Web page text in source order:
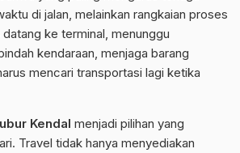
di jalan, melainkan rangkaian proses
ke terminal, menunggu
kendaraan, menjaga barang
mencari transportasi lagi ketika
Kendal menjadi pilihan yang
Travel tidak hanya menyediakan